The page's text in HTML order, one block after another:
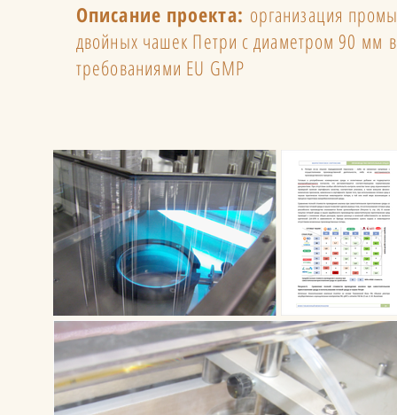
Описание проекта: организация
двойных чашек Петри с диаметром 90 мм
требованиями EU GMP